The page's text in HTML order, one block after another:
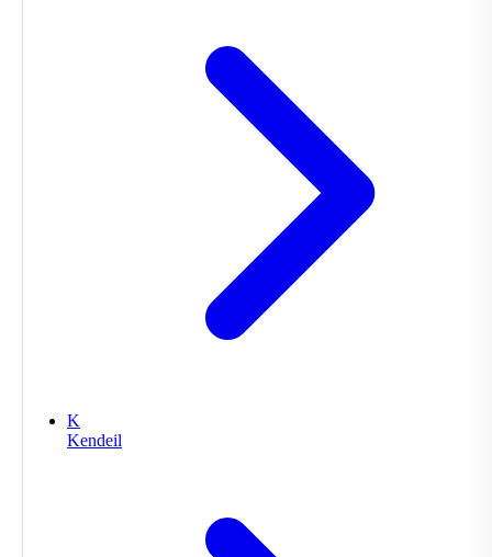
K
Kendeil